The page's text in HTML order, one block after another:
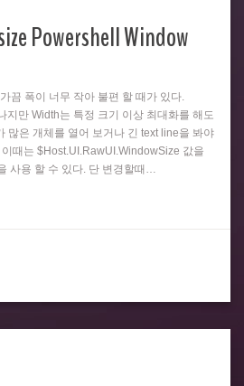
Powershell Window
끔 폭이 너무 작아 불편 할 때가 있다.
지만 Width는 특정 크기 이상 최대화를 해도
많은 개체를 열어 보거나 긴 text line을 봐야
때는 $Host.UI.RawUI.WindowSize 값을
사용 할 수 있다. 단 변경할때…